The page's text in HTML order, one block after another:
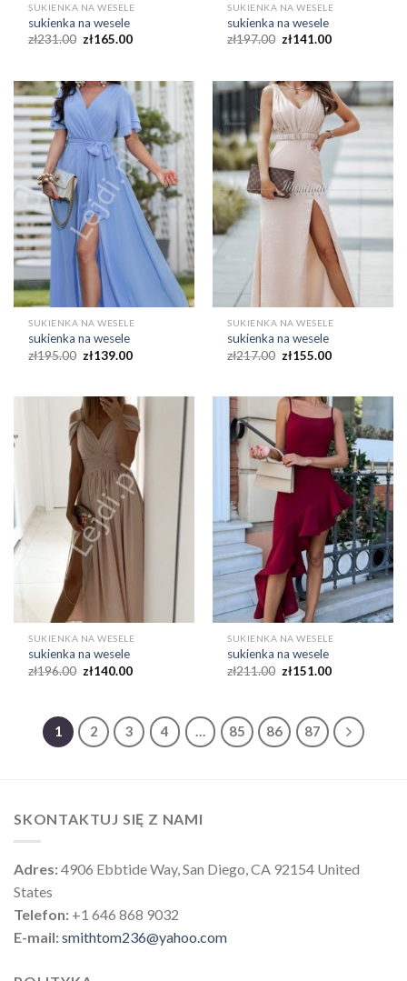
SUKIENKA NA WESELE
sukienka na wesele
zł231.00 zł165.00
SUKIENKA NA WESELE
sukienka na wesele
zł197.00 zł141.00
SUKIENKA NA WESELE
sukienka na wesele
zł195.00 zł139.00
SUKIENKA NA WESELE
sukienka na wesele
zł217.00 zł155.00
SUKIENKA NA WESELE
sukienka na wesele
zł196.00 zł140.00
SUKIENKA NA WESELE
sukienka na wesele
zł211.00 zł151.00
1 2 3 4 … 85 86 87
SKONTAKTUJ SIĘ Z NAMI
Adres:4906 Ebbtide Way, San Diego, CA 92154 United
States
Telefon: +1 646 868 9032
E-mail:smithtom236@yahoo.com